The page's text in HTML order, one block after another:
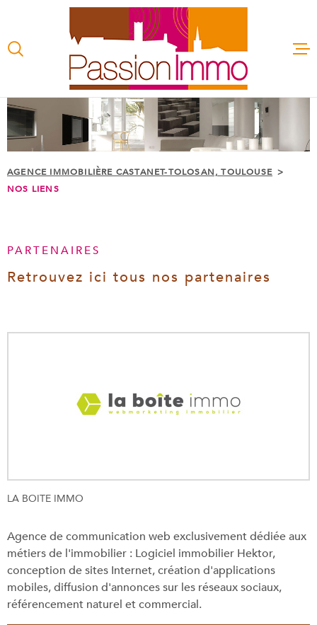
la
recherche
menu
principal
contenu
ACCUEIL
AGENCE IMMOBILIÈRE CASTANET-TOLOSAN, TOULOUSE
NOS LIENS
PARTENAIRES
Retrouvez ici tous nos partenaires
LA BOITE IMMO
Agence de communication web exclusivement dédiée aux
métiers de l'immobilier : Logiciel immobilier Hektor,
conception de sites Internet, création d'applications
mobiles, diffusion d'annonces sur les réseaux sociaux,
référencement naturel et commercial.